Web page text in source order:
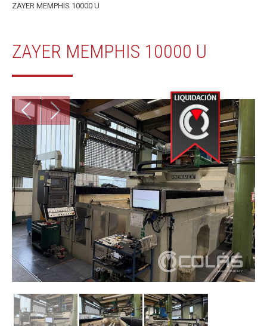
ZAYER MEMPHIS 10000 U
ZAYER MEMPHIS 10000 U